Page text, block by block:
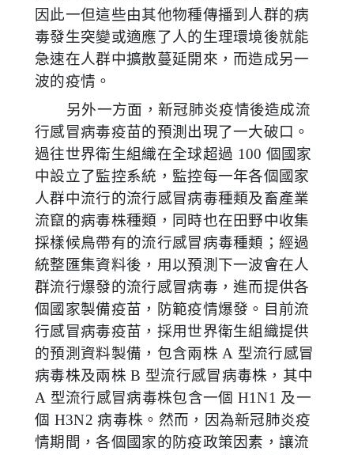
因此一但這些由其他物種傳播到人群的病
毒發生突變或適應了人的生理環境後就能
急速在人群中擴散蔓延開來，而造成另一
波的疫情。
另外一方面，新冠肺炎疫情後造成流
行感冒病毒疫苗的預測出現了一大破口。
過往世界衛生組織在全球超過 100 個國家
中設立了監控系統，監控每一年各個國家
人群中流行的流行感冒病毒種類及畜產業
流竄的病毒株種類，同時也在田野中收集
採樣候鳥帶有的流行感冒病毒種類；經過
統整匯集資料後，用以預測下一波會在人
群流行爆發的流行感冒病毒，進而提供各
個國家製備疫苗，防範疫情爆發。目前流
行感冒病毒疫苗，採用世界衛生組織提供
的預測資料製備，包含兩株 A 型流行感冒
病毒株及兩株 B 型流行感冒病毒株，其中
A 型流行感冒病毒株包含一個 H1N1 及一
個 H3N2 病毒株。然而，因為新冠肺炎疫
情期間，各個國家的防疫政策因素，讓流